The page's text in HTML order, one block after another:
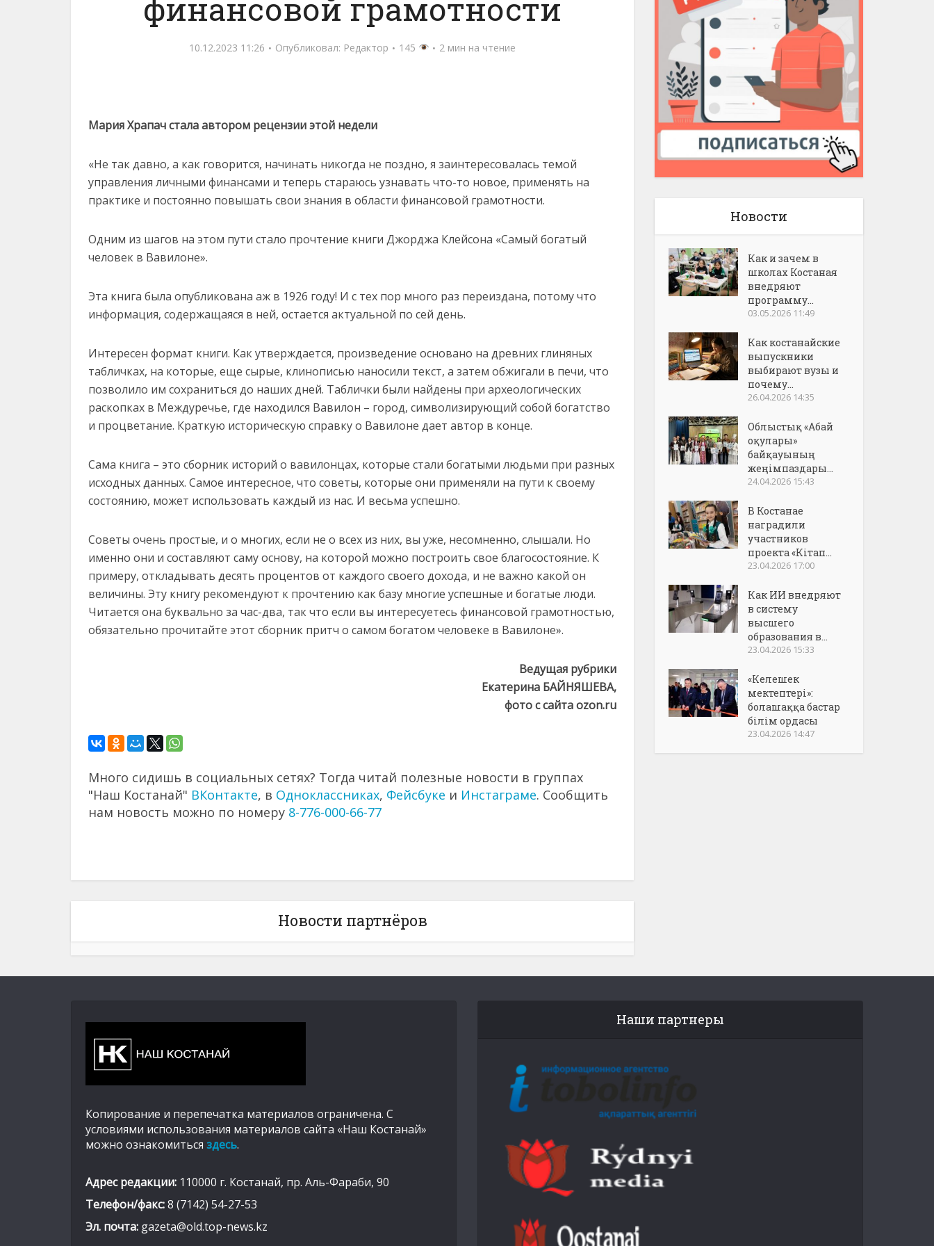
финансовой грамотности
10.12.2023 11:26 Опубликовал: Редактор 145 2 мин на чтение
Мария Храпач стала автором рецензии этой недели
«Не так давно, а как говорится, начинать никогда не поздно, я заинтересовалась темой
управления личными финансами и теперь стараюсь узнавать что-то новое, применять на
практике и постоянно повышать свои знания в области финансовой грамотности.
Одним из шагов на этом пути стало прочтение книги Джорджа Клейсона «Самый богатый
человек в Вавилоне».
Эта книга была опубликована аж в 1926 году! И с тех пор много раз переиздана, потому что
информация, содержащаяся в ней, остается актуальной по сей день.
Интересен формат книги. Как утверждается, произведение основано на древних глиняных
табличках, на которые, еще сырые, клинописью наносили текст, а затем обжигали в печи, что
позволило им сохраниться до наших дней. Таблички были найдены при археологических
раскопках в Междуречье, где находился Вавилон – город, символизирующий собой богатство
и процветание. Краткую историческую справку о Вавилоне дает автор в конце.
Сама книга – это сборник историй о вавилонцах, которые стали богатыми людьми при разных
исходных данных. Самое интересное, что советы, которые они применяли на пути к своему
состоянию, может использовать каждый из нас. И весьма успешно.
Советы очень простые, и о многих, если не о всех из них, вы уже, несомненно, слышали. Но
именно они и составляют саму основу, на которой можно построить свое благосостояние. К
примеру, откладывать десять процентов от каждого своего дохода, и не важно какой он
величины. Эту книгу рекомендуют к прочтению как базу многие успешные и богатые люди.
Читается она буквально за час-два, так что если вы интересуетесь финансовой грамотностью,
обязательно прочитайте этот сборник притч о самом богатом человеке в Вавилоне».
Ведущая рубрики
Екатерина БАЙНЯШЕВА,
фото с сайта ozon.ru
Много сидишь в социальных сетях? Тогда читай полезные новости в группах
"Наш Костанай" ВКонтакте, в Одноклассниках, Фейсбуке и Инстаграме. Сообщить
нам новость можно по номеру 8-776-000-66-77
Новости партнёров
Новости
Как и зачем в
школах Костаная
внедряют
программу...
03.05.2026 11:49
Как костанайские
выпускники
выбирают вузы и
почему...
26.04.2026 14:35
Облыстық «Абай
оқулары»
байқауының
жеңімпаздары...
24.04.2026 15:43
В Костанае
наградили
участников
проекта «Кітап...
23.04.2026 17:00
Как ИИ внедряют
в систему
высшего
образования в...
23.04.2026 15:33
«Келешек
мектептері»:
болашаққа бастар
білім ордасы
23.04.2026 14:47
Копирование и перепечатка материалов ограничена. С
условиями использования материалов сайта «Наш Костанай»
можно ознакомиться здесь.
Адрес редакции: 110000 г. Костанай, пр. Аль-Фараби, 90
Телефон/факс:8 (7142) 54-27-53
Эл. почта: gazeta@old.top-news.kz
Наши партнеры